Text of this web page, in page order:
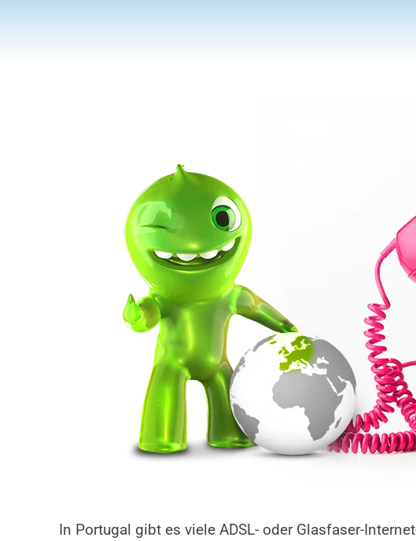
In Portugal gibt es viele ADSL- oder Glasfaser-